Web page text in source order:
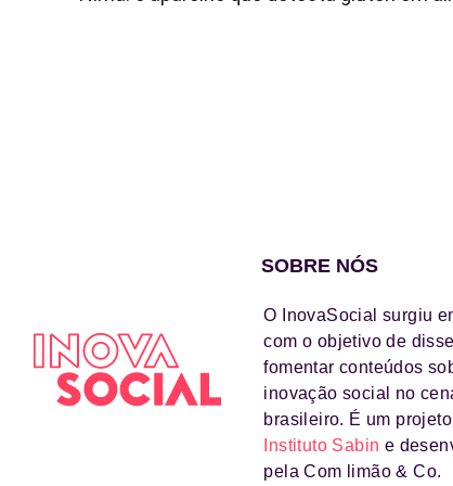
SOBRE NÓS
O InovaSocial surgiu
com o objetivo de
fomentar conteúdos
inovação social no
brasileiro. É um
Instituto Sabin e
pela Com limão & Co.